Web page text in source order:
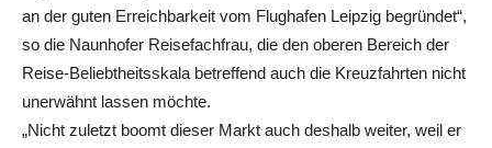
an der guten Erreichbarkeit vom Flughafen Leipzig begründet“,
so die Naunhofer Reisefachfrau, die den oberen Bereich der
Reise-Beliebtheitsskala betreffend auch die Kreuzfahrten nicht
unerwähnt lassen möchte.
„Nicht zuletzt boomt dieser Markt auch deshalb weiter, weil er